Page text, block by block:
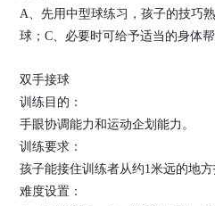
A、先用中型球练习，孩子的技巧
球；C、必要时可给予适当的身体帮
双手接球
训练目的：
手眼协调能力和运动企划能力。
训练要求：
孩子能接住训练者从约1米远的地
难度设置：